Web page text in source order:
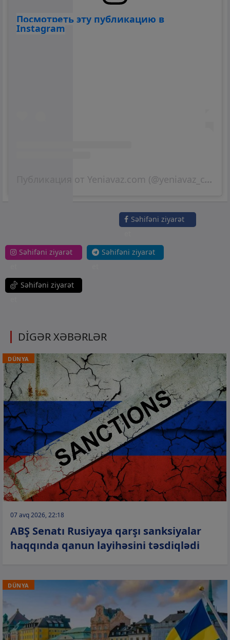
Посмотреть эту публикацию в
Instagram
Публикация от Yeniavaz.com (@yeniavaz_com)
Səhifəni ziyarət
Səhifəni ziyarət
Səhifəni ziyarət
Səhifəni ziyarət
DİGƏR XƏBƏRLƏR
DÜNYA
07 avq 2026, 22:18
ABŞ Senatı Rusiyaya qarşı sanksiyalar
haqqında qanun layihəsini təsdiqlədi
DÜNYA